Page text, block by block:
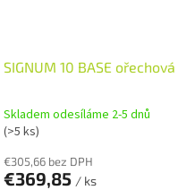
SIGNUM 10 BASE ořechová
Skladem odesíláme 2-5 dnů
(>5 ks)
€305,66 bez DPH
€369,85 / ks